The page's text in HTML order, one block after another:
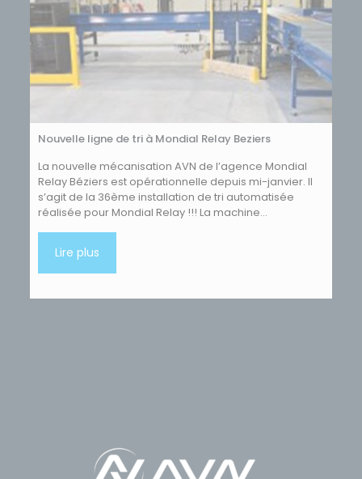
Nouvelle ligne de tri à Mondial Relay Beziers
La nouvelle mécanisation AVN de l’agence Mondial
Relay Béziers est opérationnelle depuis mi-janvier. Il
s’agit de la 36ème installation de tri automatisée
réalisée pour Mondial Relay !!! La machine…
Lire plus